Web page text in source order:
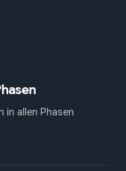
in allen Phasen